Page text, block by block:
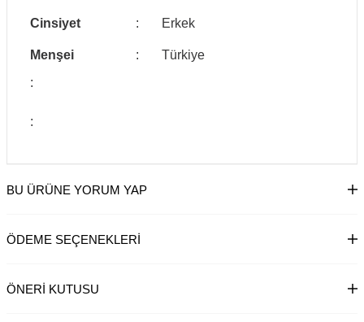
Cinsiyet : Erkek
Menşei :
Türkiye
:
:
BU ÜRÜNE YORUM YAP
ÖDEME SEÇENEKLERI
ÖNERI KUTUSU